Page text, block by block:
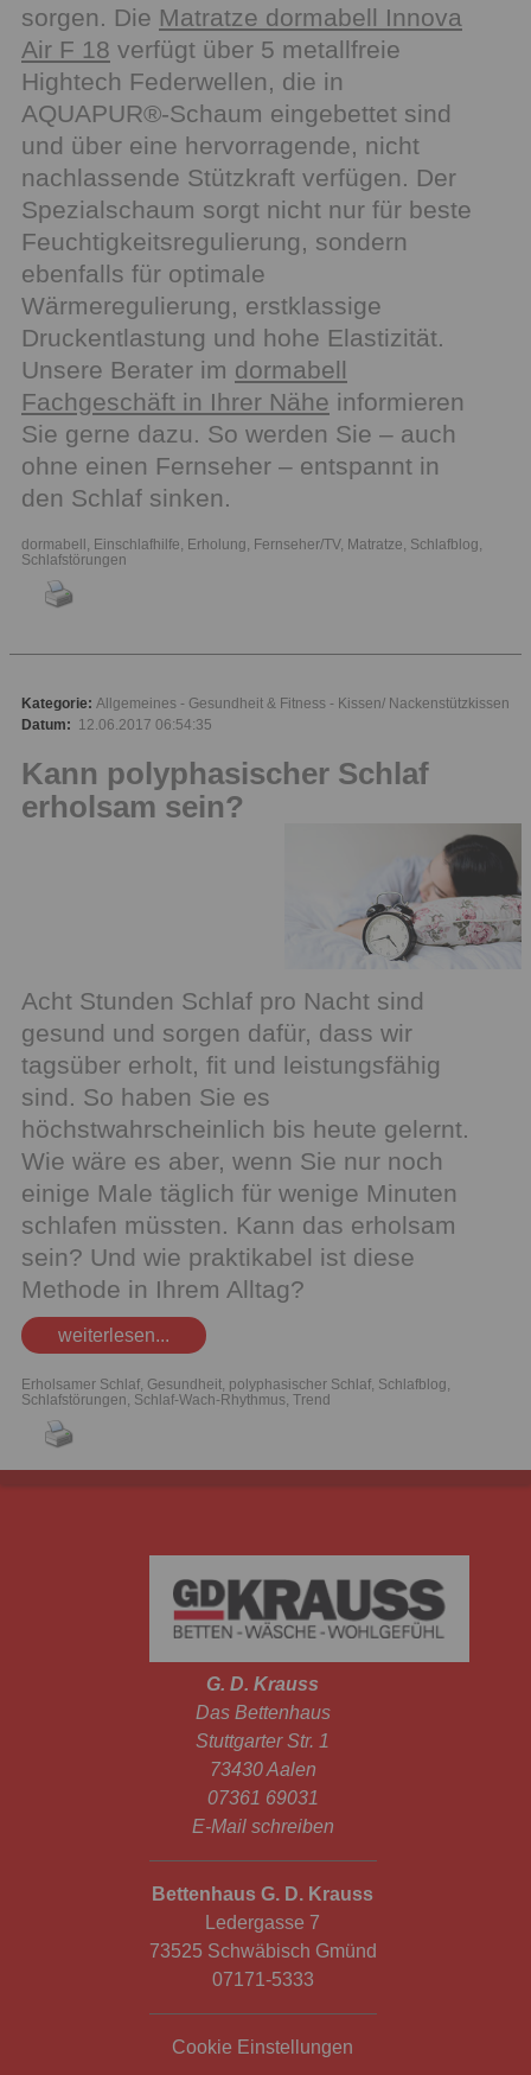
sorgen. Die Matratze dormabell Innova
Air F 18 verfügt über 5 metallfreie
Hightech Federwellen, die in
AQUAPUR®-Schaum eingebettet sind
und über eine hervorragende, nicht
nachlassende Stützkraft verfügen. Der
Spezialschaum sorgt nicht nur für beste
Feuchtigkeitsregulierung, sondern
ebenfalls für optimale
Wärmeregulierung, erstklassige
Druckentlastung und hohe Elastizität.
Unsere Berater im dormabell
Fachgeschäft in Ihrer Nähe informieren
Sie gerne dazu. So werden Sie – auch
ohne einen Fernseher – entspannt in
den Schlaf sinken.
dormabell , Einschlafhilfe, Erholung, Fernseher/TV, Matratze, Schlafblog,
Schlafstörungen
Kategorie: Allgemeines Gesundheit & Fitness
Kissen/ Nackenstützkissen
Datum: 12.06.2017 06:54:35
Kann polyphasischer Schlaf
erholsam sein?
Acht Stunden Schlaf pro Nacht sind
gesund und sorgen dafür, dass wir
tagsüber erholt, fit und leistungsfähig
sind. So haben Sie es
höchstwahrscheinlich bis heute gelernt.
Wie wäre es aber, wenn Sie nur noch
einige Male täglich für wenige Minuten
schlafen müssten. Kann das erholsam
sein? Und wie praktikabel ist diese
Methode in Ihrem Alltag?
weiterlesen...
Erholsamer Schlaf, Gesundheit, polyphasischer Schlaf, Schlafblog,
Schlafstörungen, Schlaf-Wach-Rhythmus, Trend
G. D. Krauss
Das Bettenhaus
Stuttgarter Str. 1
73430 Aalen
07361 69031
E-Mail schreiben
Bettenhaus G. D. Krauss
Ledergasse 7
73525 Schwäbisch Gmünd
07171-5333
Cookie Einstellungen